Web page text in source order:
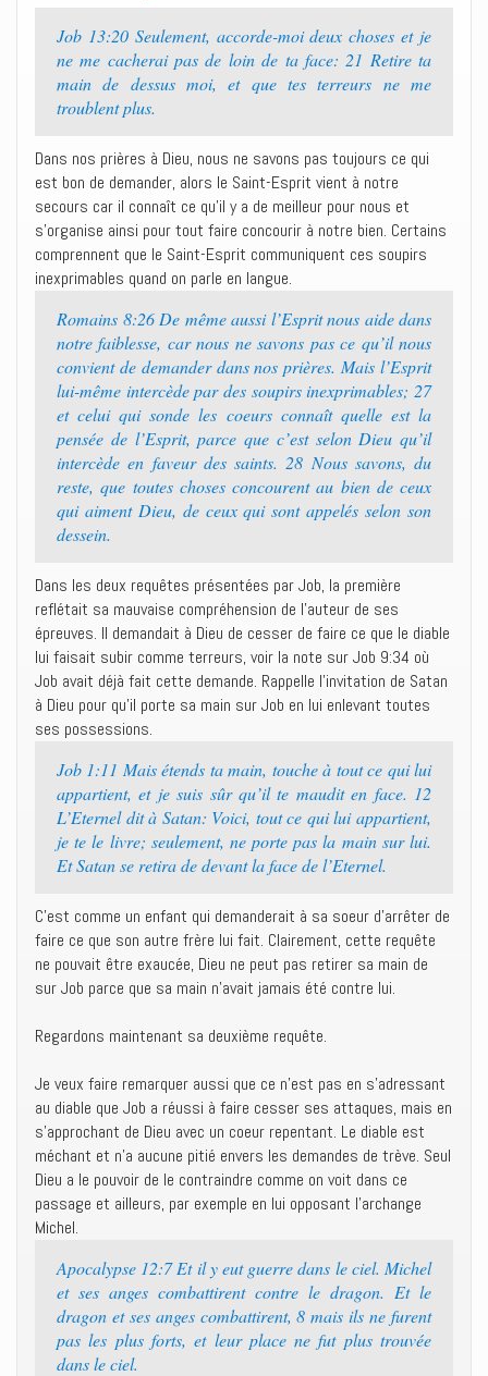
Job 13:20 Seulement, accorde-moi deux choses et je
ne me cacherai pas de loin de ta face: 21 Retire ta
main de dessus moi, et que tes terreurs ne me
troublent plus.
Dans nos prières à Dieu, nous ne savons pas toujours ce qui
est bon de demander, alors le Saint-Esprit vient à notre
secours car il connaît ce qu’il y a de meilleur pour nous et
s’organise ainsi pour tout faire concourir à notre bien. Certains
comprennent que le Saint-Esprit communiquent ces soupirs
inexprimables quand on parle en langue.
Romains 8:26 De même aussi l’Esprit nous aide dans
notre faiblesse, car nous ne savons pas ce qu’il nous
convient de demander dans nos prières. Mais l’Esprit
lui-même intercède par des soupirs inexprimables; 27
et celui qui sonde les coeurs connaît quelle est la
pensée de l’Esprit, parce que c’est selon Dieu qu’il
intercède en faveur des saints. 28 Nous savons, du
reste, que toutes choses concourent au bien de ceux
qui aiment Dieu, de ceux qui sont appelés selon son
dessein.
Dans les deux requêtes présentées par Job, la première
reflétait sa mauvaise compréhension de l’auteur de ses
épreuves. Il demandait à Dieu de cesser de faire ce que le diable
lui faisait subir comme terreurs, voir la note sur Job 9:34 où
Job avait déjà fait cette demande. Rappelle l’invitation de Satan
à Dieu pour qu’il porte sa main sur Job en lui enlevant toutes
ses possessions.
Job 1:11 Mais étends ta main, touche à tout ce qui lui
appartient, et je suis sûr qu’il te maudit en face. 12
L’Eternel dit à Satan: Voici, tout ce qui lui appartient,
je te le livre; seulement, ne porte pas la main sur lui.
Et Satan se retira de devant la face de l’Eternel.
C’est comme un enfant qui demanderait à sa soeur d’arrêter de
faire ce que son autre frère lui fait. Clairement, cette requête
ne pouvait être exaucée, Dieu ne peut pas retirer sa main de
sur Job parce que sa main n’avait jamais été contre lui.
Regardons maintenant sa deuxième requête.
Je veux faire remarquer aussi que ce n’est pas en s’adressant
au diable que Job a réussi à faire cesser ses attaques, mais en
s’approchant de Dieu avec un coeur repentant. Le diable est
méchant et n’a aucune pitié envers les demandes de trève. Seul
Dieu a le pouvoir de le contraindre comme on voit dans ce
passage et ailleurs, par exemple en lui opposant l’archange
Michel.
Apocalypse 12:7 Et il y eut guerre dans le ciel. Michel
et ses anges combattirent contre le dragon. Et le
dragon et ses anges combattirent, 8 mais ils ne furent
pas les plus forts, et leur place ne fut plus trouvée
dans le ciel.